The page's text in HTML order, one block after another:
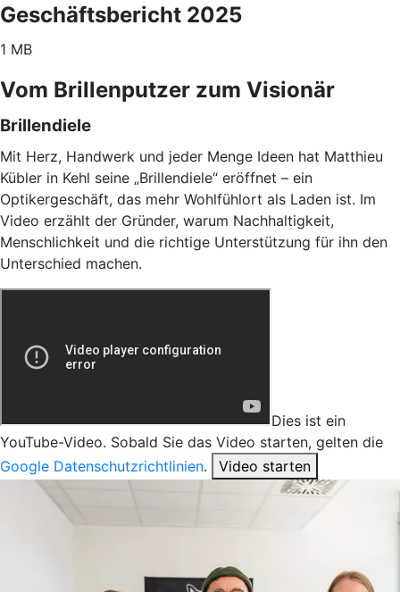
Geschäftsbericht 2025
1 MB
Vom Brillenputzer zum Visionär
Brillendiele
Mit Herz, Handwerk und jeder Menge Ideen hat Matthieu
Kübler in Kehl seine „Brillendiele“ eröffnet – ein
Optikergeschäft, das mehr Wohlfühlort als Laden ist. Im
Video erzählt der Gründer, warum Nachhaltigkeit,
Menschlichkeit und die richtige Unterstützung für ihn den
Unterschied machen.
Dies ist ein
YouTube-Video. Sobald Sie das Video starten, gelten die
Google Datenschutzrichtlinien. Video starten